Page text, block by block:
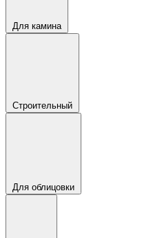
Для камина
Строительный
Для облицовки